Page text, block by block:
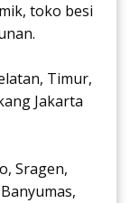
toko besi
Timur,
Jakarta
Sragen,